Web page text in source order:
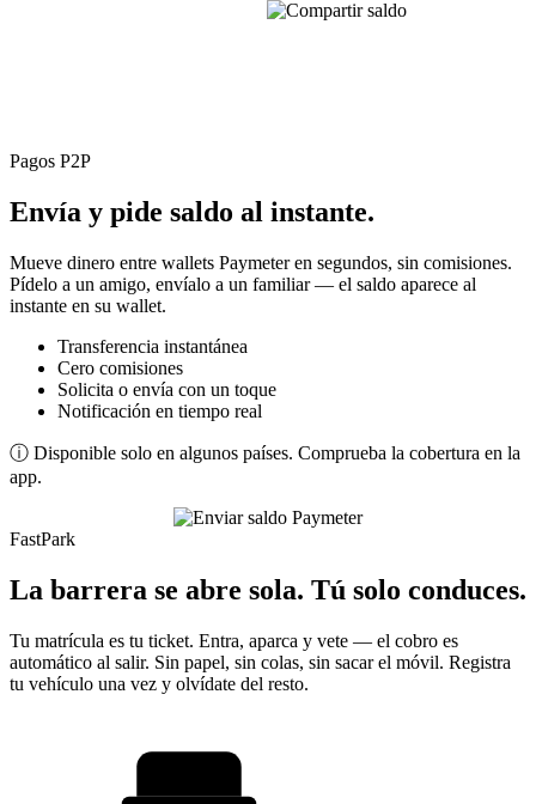
Pagos P2P
Envía y pide saldo al instante.
Mueve dinero entre wallets Paymeter en segundos, sin comisiones.
Pídelo a un amigo, envíalo a un familiar — el saldo aparece al
instante en su wallet.
Transferencia instantánea
Cero comisiones
Solicita o envía con un toque
Notificación en tiempo real
ⓘ Disponible solo en algunos países. Comprueba la cobertura en la
app.
FastPark
La barrera se abre sola. Tú solo conduces.
Tu matrícula es tu ticket. Entra, aparca y vete — el cobro es
automático al salir. Sin papel, sin colas, sin sacar el móvil. Registra
tu vehículo una vez y olvídate del resto.